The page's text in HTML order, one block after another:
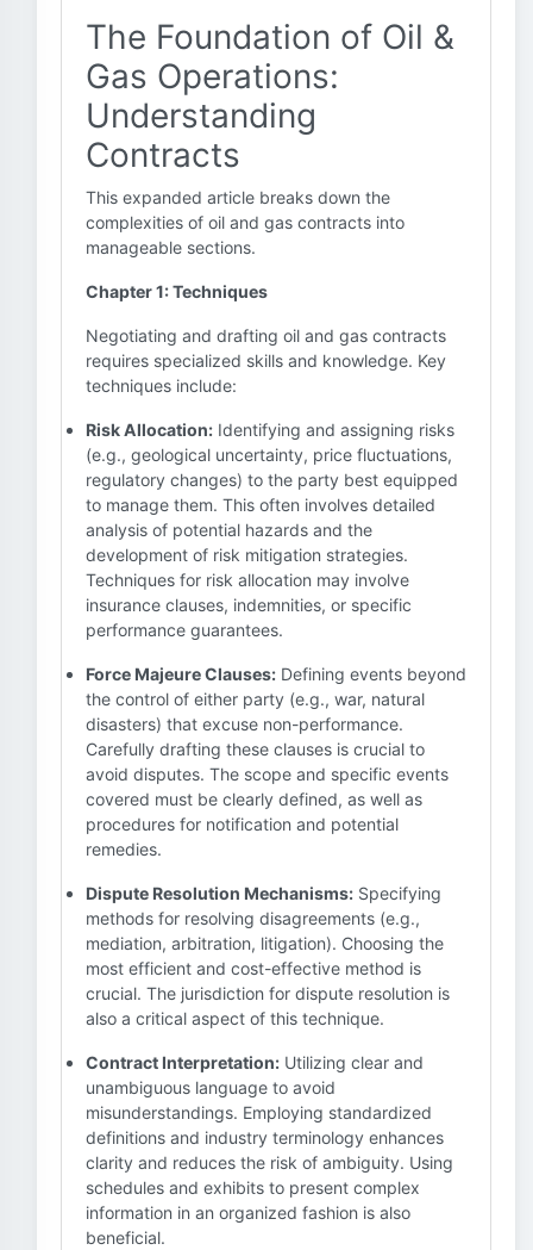
The Foundation of Oil &
Gas Operations:
Understanding
Contracts
This expanded article breaks down the
complexities of oil and gas contracts into
manageable sections.
Chapter 1: Techniques
Negotiating and drafting oil and gas contracts
requires specialized skills and knowledge. Key
techniques include:
Risk Allocation: Identifying and assigning risks
(e.g., geological uncertainty, price fluctuations,
regulatory changes) to the party best equipped
to manage them. This often involves detailed
analysis of potential hazards and the
development of risk mitigation strategies.
Techniques for risk allocation may involve
insurance clauses, indemnities, or specific
performance guarantees.
Force Majeure Clauses: Defining events beyond
the control of either party (e.g., war, natural
disasters) that excuse non-performance.
Carefully drafting these clauses is crucial to
avoid disputes. The scope and specific events
covered must be clearly defined, as well as
procedures for notification and potential
remedies.
Dispute Resolution Mechanisms: Specifying
methods for resolving disagreements (e.g.,
mediation, arbitration, litigation). Choosing the
most efficient and cost-effective method is
crucial. The jurisdiction for dispute resolution is
also a critical aspect of this technique.
Contract Interpretation: Utilizing clear and
unambiguous language to avoid
misunderstandings. Employing standardized
definitions and industry terminology enhances
clarity and reduces the risk of ambiguity. Using
schedules and exhibits to present complex
information in an organized fashion is also
beneficial.